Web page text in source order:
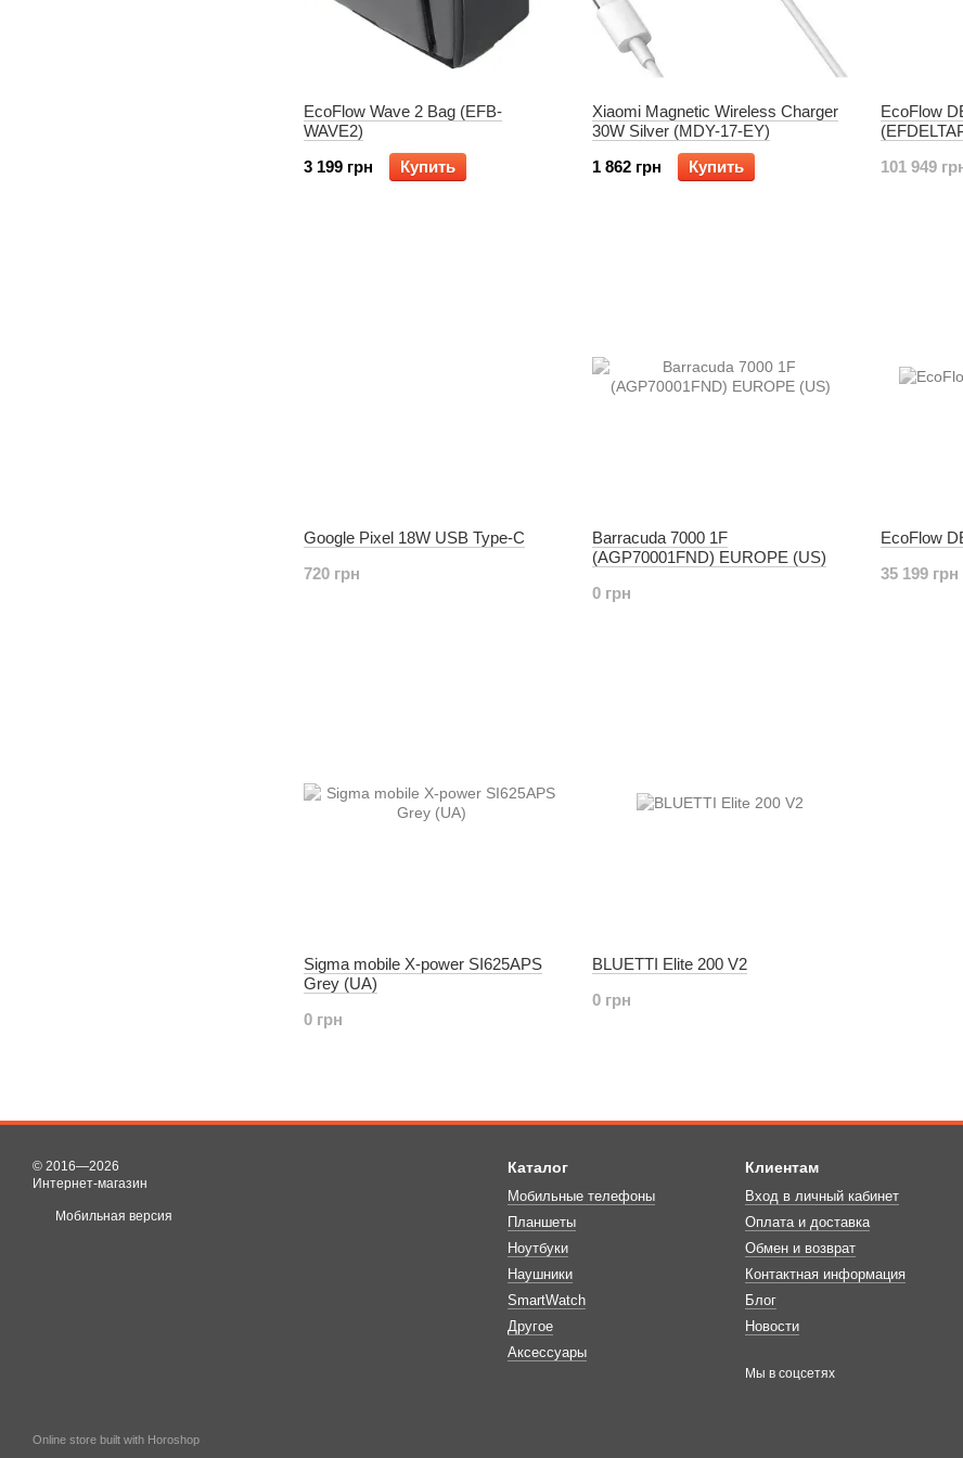
EcoFlow Wave 2 Bag (EFB-
WAVE2)
3 199 грн
Купить
Xiaomi Magnetic Wireless Charger
30W Silver (MDY-17-EY)
1 862 грн
Купить
EcoFlow
101 949
Google Pixel 18W USB Type-C
720 грн
Barracuda 7000 1F
(AGP70001FND) EUROPE (US)
0 грн
EcoFlow
35 199 грн
Sigma mobile X-power SI625APS
Grey (UA)
0 грн
BLUETTI Elite 200 V2
0 грн
© 2016—2026
Интернет-магазин
Мобильная версия
Online store built with Horoshop
Каталог
Мобильные телефоны
Планшеты
Ноутбуки
Наушники
SmartWatch
Другое
Аксессуары
Клиентам
Вход в личный кабинет
Оплата и доставка
Обмен и возврат
Контактная информация
Блог
Новости
Мы в соцсетях